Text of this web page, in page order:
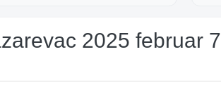
2025 februar 7